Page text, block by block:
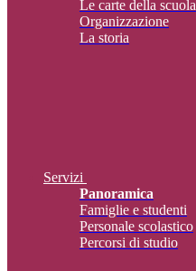
Le carte della scuola
Organizzazione
La storia
Servizi
Panoramica
Famiglie e studenti
Personale scolastico
Percorsi di studio